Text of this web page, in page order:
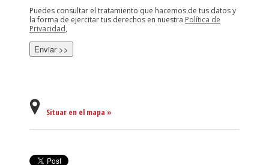
Puedes consultar el tratamiento que hacemos de tus datos y
la forma de ejercitar tus derechos en nuestra Política de
Privacidad,
Situar en el mapa »